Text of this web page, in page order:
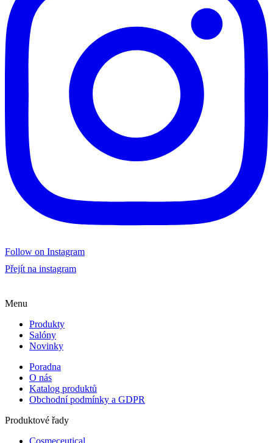
Follow on Instagram
Přejít na instagram
Menu
Produkty
Salóny
Novinky
Poradna
O nás
Katalog produktů
Obchodní podmínky a GDPR
Produktové řady